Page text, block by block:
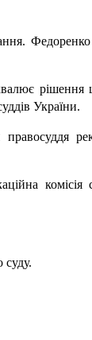
рішення
України.
комісія
суду.